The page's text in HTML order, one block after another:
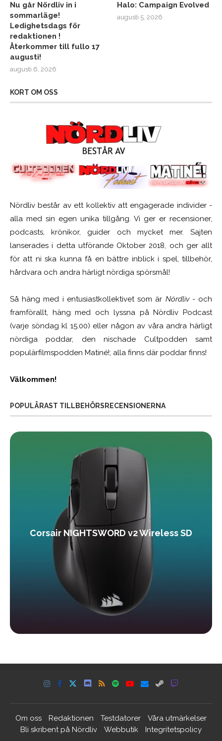
Nu går Nördliv in i
sommarläge!
Ledighetsdags för
redaktionen !
Återkommer till fullo 17
augusti!
augusti 6, 2026
Halo: Campaign Evolved
augusti 5, 2026
KORT OM OSS
Nördliv består av ett kollektiv att engagerade individer -
alla med sin egen unika tillgång. Vi ger er recensioner,
podcasts, krönikor, guider och mycket mer. Sajten
lanserades i detta utförande Oktober 2018, och ger allt
för att ni ska kunna få en bättre inblick i spel, tillbehör,
hårdvara och andra härligt nördiga spörsmål!
Så häng med i entusiastkollektivet som är Nördliv- och
framförallt, häng med och lyssna på Nördliv Podcast
(varje söndag kl 15.00) eller någon av våra andra härligt
nördiga poddar, den nischade Cultpodden samt
populärfilmspodden Matiné!; alla finns där poddar finns!
Välkommen!
POPULÄRAST TILLBEHÖRSRECENSIONERNA
Corsair NIGHTSWORD v2 Wireless SD
Om oss Redaktionen Testdatorer
Våra utmärkelser
Bli skribent på Nördliv
Webbutik Integritetspolicy